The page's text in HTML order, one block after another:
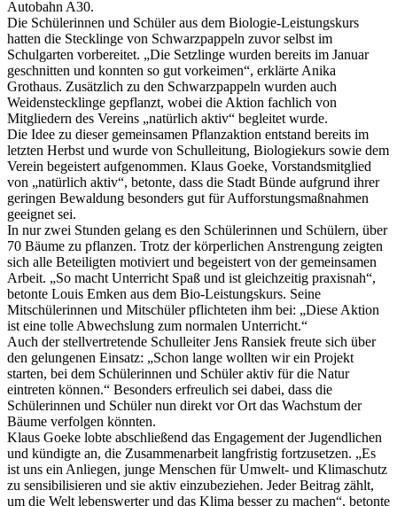
Autobahn A30.
Die Schülerinnen und Schüler aus dem Biologie-Leistungskurs
hatten die Stecklinge von Schwarzpappeln zuvor selbst im
Schulgarten vorbereitet. „Die Setzlinge wurden bereits im Januar
geschnitten und konnten so gut vorkeimen“, erklärte Anika
Grothaus. Zusätzlich zu den Schwarzpappeln wurden auch
Weidenstecklinge gepflanzt, wobei die Aktion fachlich von
Mitgliedern des Vereins „natürlich aktiv“ begleitet wurde.
Die Idee zu dieser gemeinsamen Pflanzaktion entstand bereits im
letzten Herbst und wurde von Schulleitung, Biologiekurs sowie dem
Verein begeistert aufgenommen. Klaus Goeke, Vorstandsmitglied
von „natürlich aktiv“, betonte, dass die Stadt Bünde aufgrund ihrer
geringen Bewaldung besonders gut für Aufforstungsmaßnahmen
geeignet sei.
In nur zwei Stunden gelang es den Schülerinnen und Schülern, über
70 Bäume zu pflanzen. Trotz der körperlichen Anstrengung zeigten
sich alle Beteiligten motiviert und begeistert von der gemeinsamen
Arbeit. „So macht Unterricht Spaß und ist gleichzeitig praxisnah“,
betonte Louis Emken aus dem Bio-Leistungskurs. Seine
Mitschülerinnen und Mitschüler pflichteten ihm bei: „Diese Aktion
ist eine tolle Abwechslung zum normalen Unterricht.“
Auch der stellvertretende Schulleiter Jens Ransiek freute sich über
den gelungenen Einsatz: „Schon lange wollten wir ein Projekt
starten, bei dem Schülerinnen und Schüler aktiv für die Natur
eintreten können.“ Besonders erfreulich sei dabei, dass die
Schülerinnen und Schüler nun direkt vor Ort das Wachstum der
Bäume verfolgen könnten.
Klaus Goeke lobte abschließend das Engagement der Jugendlichen
und kündigte an, die Zusammenarbeit langfristig fortzusetzen. „Es
ist uns ein Anliegen, junge Menschen für Umwelt- und Klimaschutz
zu sensibilisieren und sie aktiv einzubeziehen. Jeder Beitrag zählt,
um die Welt lebenswerter und das Klima besser zu machen“, betonte